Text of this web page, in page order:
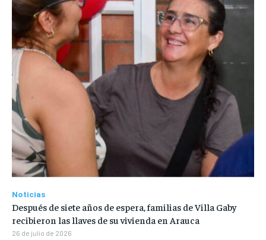
Noticias
Después de siete años de espera, familias de Villa Gaby
recibieron las llaves de su vivienda en Arauca
26 de julio de 2026